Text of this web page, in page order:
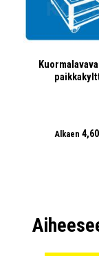
Alkaen